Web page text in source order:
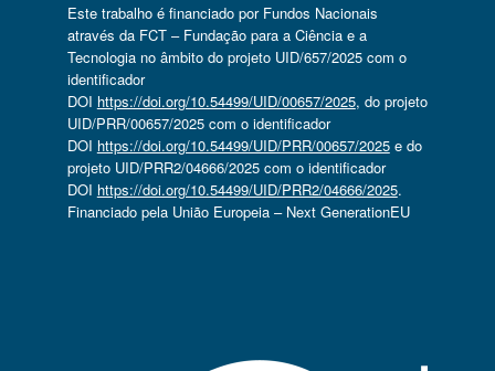
Este trabalho é financiado por Fundos Nacionais
através da FCT – Fundação para a Ciência e a
Tecnologia no âmbito do projeto UID/657/2025 com o
identificador
DOI https://doi.org/10.54499/UID/00657/2025, do projeto
UID/PRR/00657/2025 com o identificador
DOI https://doi.org/10.54499/UID/PRR/00657/2025e do
projeto UID/PRR2/04666/2025 com o identificador
DOI https://doi.org/10.54499/UID/PRR2/04666/2025.
Financiado pela União Europeia – Next GenerationEU